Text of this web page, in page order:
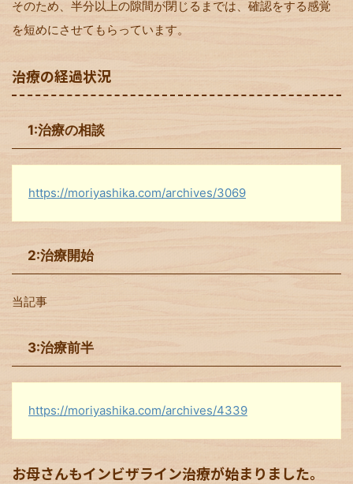
そのため、半分以上の隙間が閉じるまでは、確認をする感覚
を短めにさせてもらっています。
治療の経過状況
1:治療の相談
https://moriyashika.com/archives/3069
2:治療開始
当記事
3:治療前半
https://moriyashika.com/archives/4339
お母さんもインビザライン治療が始まりました。